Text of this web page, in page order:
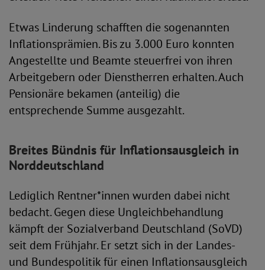
Etwas Linderung schafften die sogenannten
Inflationsprämien. Bis zu 3.000 Euro konnten
Angestellte und Beamte steuerfrei von ihren
Arbeitgebern oder Dienstherren erhalten. Auch
Pensionäre bekamen (anteilig) die
entsprechende Summe ausgezahlt.
Breites Bündnis für Inflationsausgleich in
Norddeutschland
Lediglich Rentner*innen wurden dabei nicht
bedacht. Gegen diese Ungleichbehandlung
kämpft der Sozialverband Deutschland (SoVD)
seit dem Frühjahr. Er setzt sich in der Landes-
und Bundespolitik für einen Inflationsausgleich